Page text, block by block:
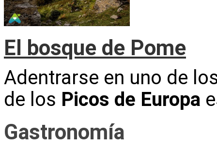
El bosque de Pome
Adentrarse en uno de
de los Picos de Europa
Gastronomía